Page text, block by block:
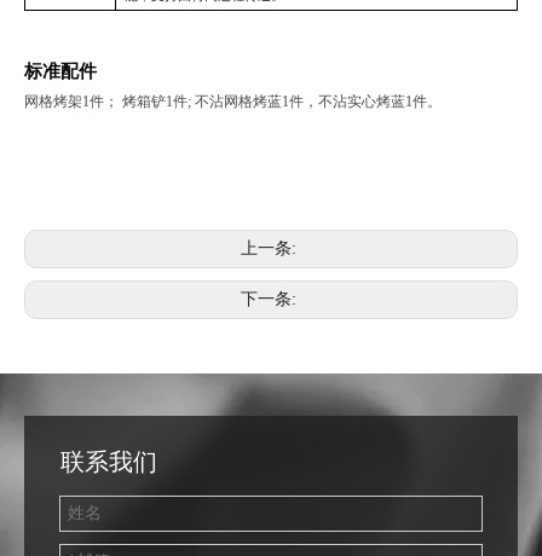
标准配件
网格烤架1件； 烤箱铲1件; 不沾网格烤蓝1件，不沾实心烤蓝1件。
上一条:
下一条:
联系我们